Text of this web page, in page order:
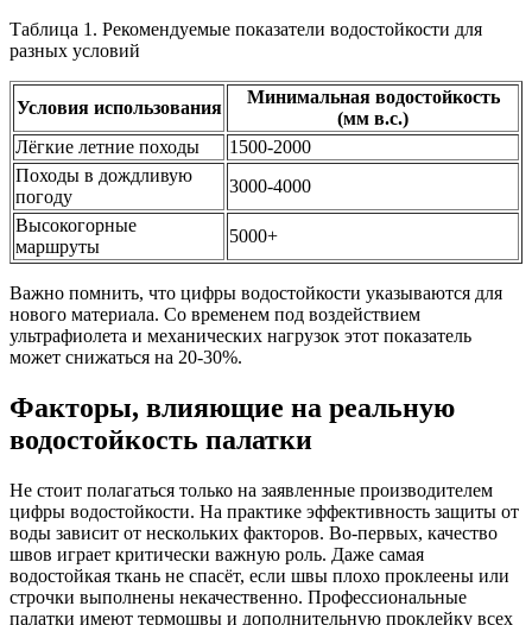
Таблица 1. Рекомендуемые показатели водостойкости для
разных условий
Условия использования
Минимальная водостойкость
(мм в.с.)
Лёгкие летние походы
1500-2000
Походы в дождливую
погоду
3000-4000
Высокогорные
маршруты
5000+
Важно помнить, что цифры водостойкости указываются для
нового материала. Со временем под воздействием
ультрафиолета и механических нагрузок этот показатель
может снижаться на 20-30%.
Факторы, влияющие на реальную
водостойкость палатки
Не стоит полагаться только на заявленные производителем
цифры водостойкости. На практике эффективность защиты от
воды зависит от нескольких факторов. Во-первых, качество
швов играет критически важную роль. Даже самая
водостойкая ткань не спасёт, если швы плохо проклеены или
строчки выполнены некачественно. Профессиональные
палатки имеют термошвы и дополнительную проклейку всех